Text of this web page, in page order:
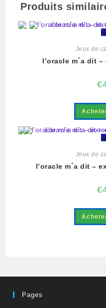
Produits
Jeux de
l’oracle m´a dit
€
Jeux de
l’oracle m´a dit –
€
Pages